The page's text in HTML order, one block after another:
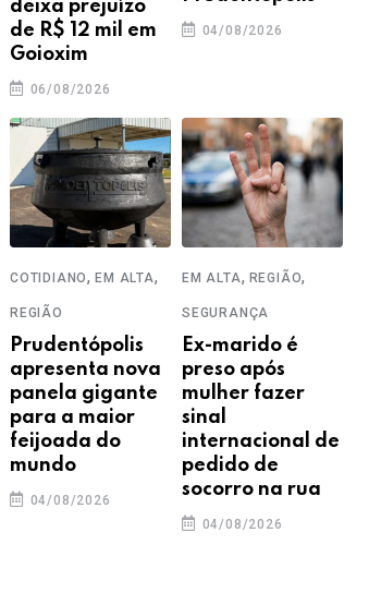
deixa prejuízo
de R$ 12 mil em
Goioxim
06/08/2026
04/08/2026
COTIDIANO,EM ALTA,
REGIÃO
Prudentópolis
apresenta nova
panela gigante
para a maior
feijoada do
mundo
04/08/2026
EM ALTA, REGIÃO,
SEGURANÇA
Ex-marido é
preso após
mulher fazer
sinal
internacional de
pedido de
socorro na rua
04/08/2026